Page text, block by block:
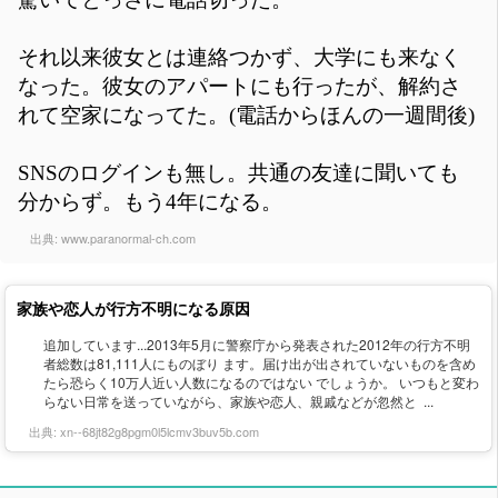
それ以来彼女とは連絡つかず、大学にも来なく
なった。彼女のアパートにも行ったが、解約さ
れて空家になってた。(電話からほんの一週間後)
SNSのログインも無し。共通の友達に聞いても
分からず。もう4年になる。
出典: www.paranormal-ch.com
家族や恋人が行方不明になる原因
追加しています...2013年5月に警察庁から発表された2012年の行方不明
者総数は81,111人にものぼり ます。届け出が出されていないものを含め
たら恐らく10万人近い人数になるのではない でしょうか。 いつもと変わ
らない日常を送っていながら、家族や恋人、親戚などが忽然と ...
出典: xn--68jt82g8pgm0l5lcmv3buv5b.com